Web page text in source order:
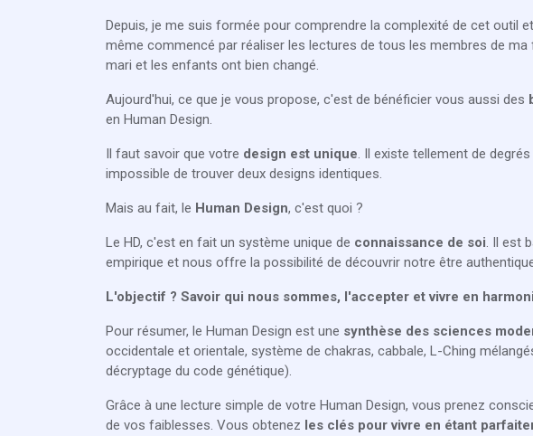
Depuis, je me suis formée pour comprendre la complexité de cet outil
même commencé par réaliser les lectures de tous les membres de ma
mari et les enfants ont bien changé.
Aujourd'hui, ce que je vous propose, c'est de bénéficier vous aussi des
en Human Design.
Il faut savoir que votre design est unique. Il existe tellement de
impossible de trouver deux designs identiques.
Mais au fait, le Human Design, c'est quoi ?
Le HD, c'est en fait un système unique de connaissance de soi. Il est
empirique et nous offre la possibilité de découvrir notre être
L'objectif ? Savoir qui nous sommes, l'accepter et vivre en
Pour résumer, le Human Design est une synthèse des sciences
occidentale et orientale, système de chakras, cabbale, L-Ching
décryptage du code génétique).
Grâce à une lecture simple de votre Human Design, vous prenez
de vos faiblesses. Vous obtenez les clés pour vivre en étant